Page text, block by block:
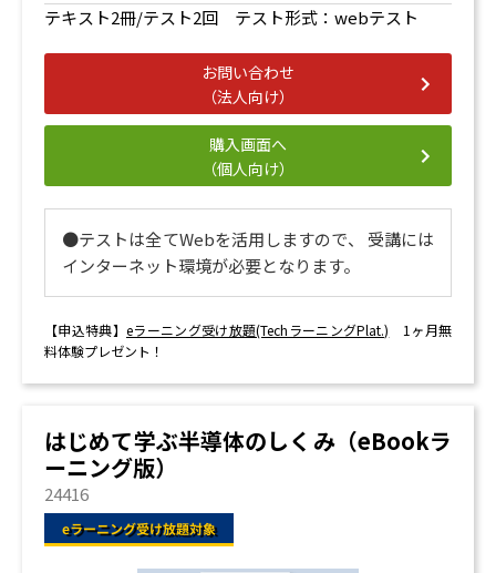
テキスト2冊/テスト2回 テスト形式：webテスト
お問い合わせ
（法人向け）
購入画面へ
（個人向け）
●テストは全てWebを活用しますので、 受講には
インターネット環境が必要となります。
【申込特典】 eラーニング受け放題(TechラーニングPlat.) 1ヶ月無
料体験プレゼント！
はじめて学ぶ半導体のしくみ（eBookラ
ーニング版）
24416